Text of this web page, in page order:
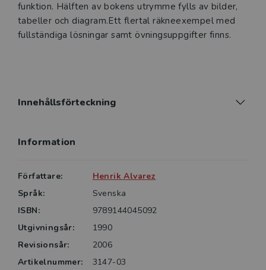
funktion. Hälften av bokens utrymme fylls av bilder,
tabeller och diagram.Ett flertal räkneexempel med
fullständiga lösningar samt övningsuppgifter finns.
Innehållsförteckning
Information
Författare:
Henrik Alvarez
Språk:
Svenska
ISBN:
9789144045092
Utgivningsår:
1990
Revisionsår:
2006
Artikelnummer:
3147-03